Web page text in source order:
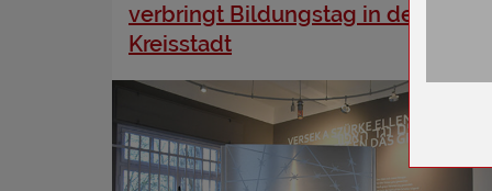
verbringt Bildungstag in der
Kreisstadt